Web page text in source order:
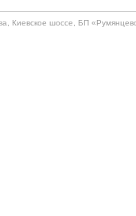
Киевское шоссе, БП